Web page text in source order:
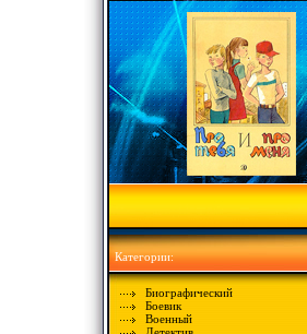
Категории:
Биографический
Боевик
Военный